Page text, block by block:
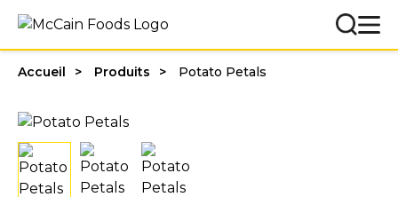
Accueil Produits Potato Petals